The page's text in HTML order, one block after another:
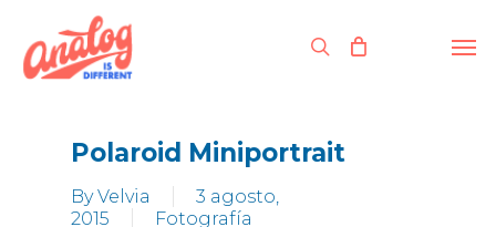
main
content
search
Polaroid Miniportrait
By Velvia
3 agosto,
2015
Fotografía